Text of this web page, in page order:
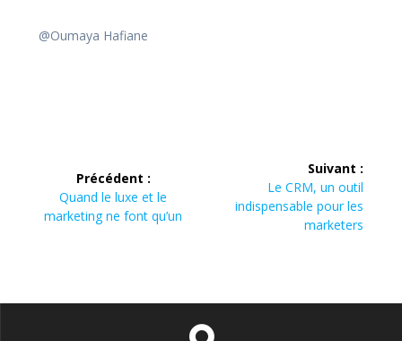
@Oumaya Hafiane
l’article
Précédent :
Article
précédent :
Quand le luxe et le
marketing ne font qu’un
Suivant :
Article
suivant :
Le CRM, un outil
indispensable pour les
marketers